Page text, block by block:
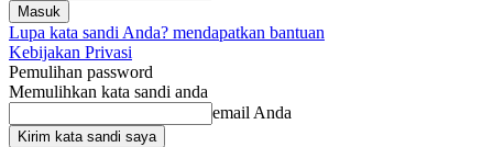
Lupa kata sandi Anda? mendapatkan bantuan
Kebijakan Privasi
Pemulihan password
Memulihkan kata sandi anda
email Anda